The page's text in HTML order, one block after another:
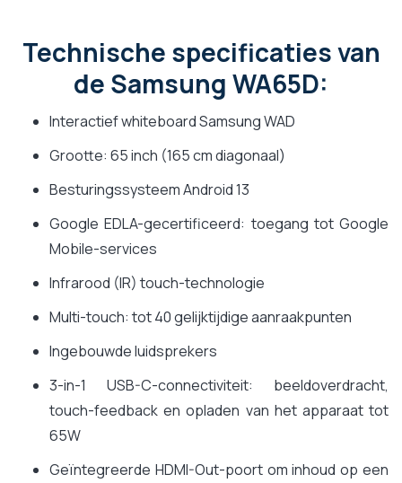
Technische specificaties van
de Samsung WA65D:
Interactief whiteboard Samsung WAD
Grootte: 65 inch (165 cm diagonaal)
Besturingssysteem Android 13
Google EDLA-gecertificeerd: toegang tot Google
Mobile-services
Infrarood (IR) touch-technologie
Multi-touch: tot 40 gelijktijdige aanraakpunten
Ingebouwde luidsprekers
3-in-1 USB-C-connectiviteit: beeldoverdracht,
touch-feedback en opladen van het apparaat tot
65W
Geïntegreerde HDMI-Out-poort om inhoud op een